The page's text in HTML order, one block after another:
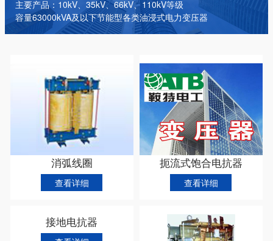
主要产品：10kV、35kV、66kV、110kV等级
容量63000kVA及以下节能型各类油浸式电力变压器
消弧线圈
查看详细
接地电抗器
扼流式饱合电抗器
查看详细